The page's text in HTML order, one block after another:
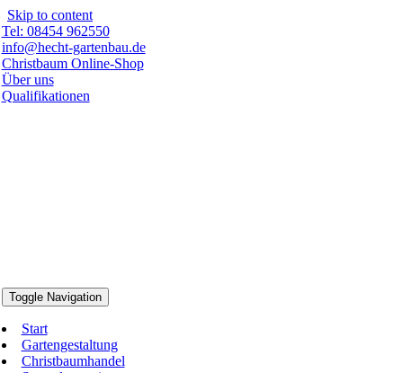
Skip to content
Tel: 08454 962550
info@hecht-gartenbau.de
Christbaum Online-Shop
Über uns
Qualifikationen
Toggle Navigation
Start
Gartengestaltung
Christbaumhandel